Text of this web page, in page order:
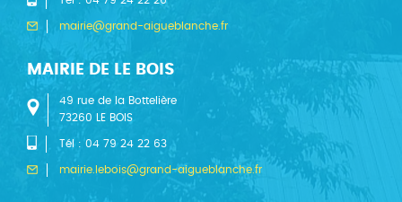
mairie@grand-aigueblanche.fr
MAIRIE DE LE BOIS
49 rue de la Bottelière
73260 LE BOIS
Tél : 04 79 24 22 63
mairie.lebois@grand-aigueblanche.fr